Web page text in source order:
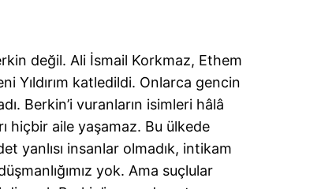
değil. Ali İsmail Korkmaz, Ethem
Yıldırım katledildi. Onlarca gencin
Berkin’i vuranların isimleri hâlâ
hiçbir aile yaşamaz. Bu ülkede
yanlısı insanlar olmadık, intikam
yok. Ama suçlular